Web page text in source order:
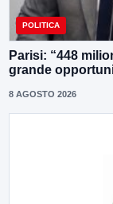
POLITICA
Parisi: “448
grande
8 AGOSTO 2026